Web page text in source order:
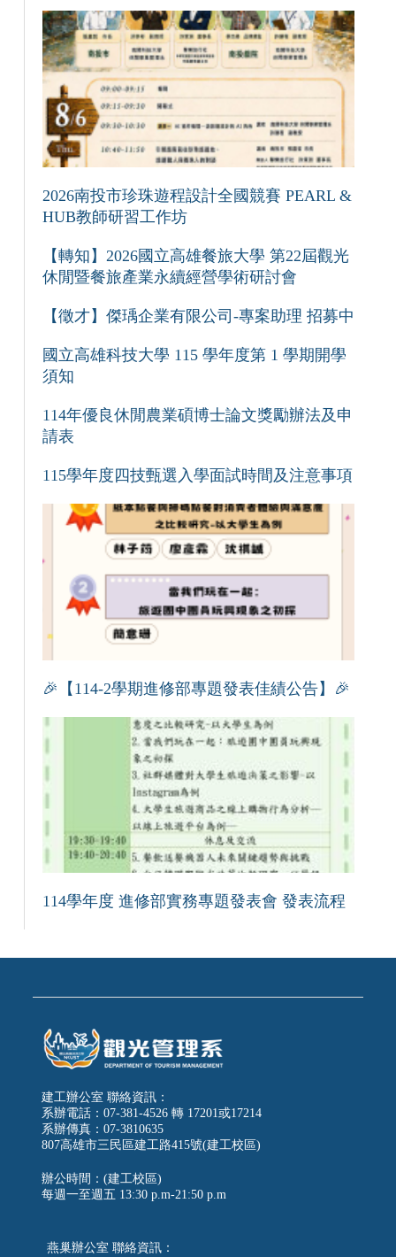
2026南投市珍珠遊程設計全國競賽 PEARL &
HUB教師研習工作坊
【轉知】2026國立高雄餐旅大學 第22屆觀光
休閒暨餐旅產業永續經營學術研討會
【徵才】傑瑀企業有限公司-專案助理 招募中
國立高雄科技大學 115 學年度第 1 學期開學
須知
114年優良休閒農業碩博士論文獎勵辦法及申
請表
115學年度四技甄選入學面試時間及注意事項
🎉【114-2學期進修部專題發表佳績公告】🎉
114學年度 進修部實務專題發表會 發表流程
建工辦公室 聯絡資訊：
系辦電話：07-381-4526 轉 17201或17214
系辦傳真：07-3810635
807高雄市三民區建工路415號(建工校區)
辦公時間：(建工校區)
每週一至週五 13:30 p.m-21:50 p.m
燕巢辦公室 聯絡資訊：